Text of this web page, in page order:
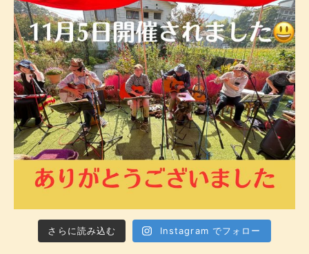
さらに読み込む Instagram でフォロー